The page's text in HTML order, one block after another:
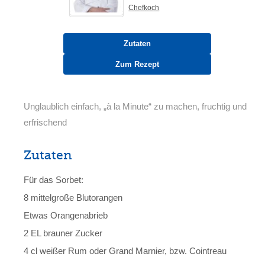
Chefkoch
Zutaten
Zum Rezept
Unglaublich einfach, „à la Minute“ zu machen, fruchtig und
erfrischend
Zutaten
Für das Sorbet:
8 mittelgroße Blutorangen
Etwas Orangenabrieb
2 EL brauner Zucker
4 cl weißer Rum oder Grand Marnier, bzw. Cointreau